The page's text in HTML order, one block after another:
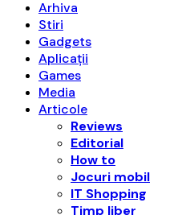
Arhiva
Stiri
Gadgets
Aplicații
Games
Media
Articole
Reviews
Editorial
How to
Jocuri mobil
IT Shopping
Timp liber